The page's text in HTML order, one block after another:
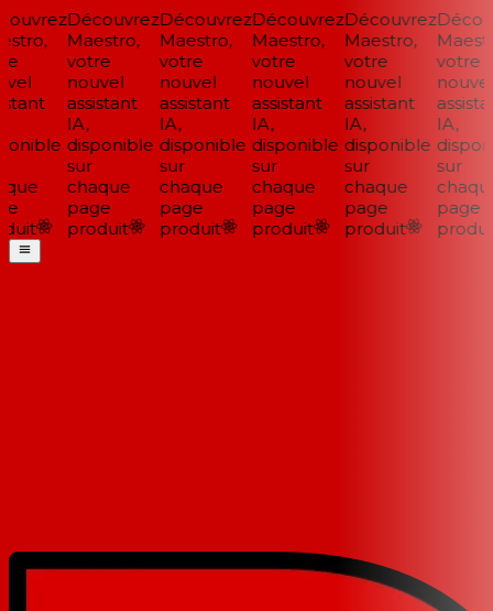
Découvrez
Maestro,
votre
nouvel
assistant
IA,
disponible
sur
chaque
page
produit
Découvrez
Maestro,
votre
nouvel
assistant
IA,
disponible
sur
chaque
page
produit
Découvrez
Maestro,
votre
nouvel
assistant
IA,
disponible
sur
chaque
page
produit
Découvrez
Maestro,
votre
nouvel
assistant
IA,
disponible
sur
chaque
page
produit
votre
nouvel
IA,
sur
chaque
page
produit